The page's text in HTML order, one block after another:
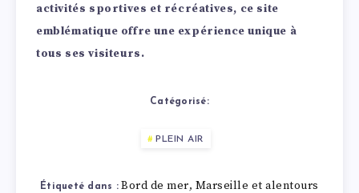
activités sportives et récréatives, ce site
emblématique offre une expérience unique à
tous ses visiteurs.
Catégorisé:
PLEIN AIR
Étiqueté dans : Bord de mer, Marseille et alentours